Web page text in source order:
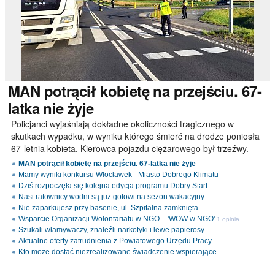
MAN potrącił kobietę na przejściu. 67-
latka nie żyje
Policjanci wyjaśniają dokładne okoliczności tragicznego w
skutkach wypadku, w wyniku którego śmierć na drodze poniosła
67-letnia kobieta. Kierowca pojazdu ciężarowego był trzeźwy.
MAN potrącił kobietę na przejściu. 67-latka nie żyje
Mamy wyniki konkursu Włocławek - Miasto Dobrego Klimatu
Dziś rozpoczęła się kolejna edycja programu Dobry Start
Nasi ratownicy wodni są już gotowi na sezon wakacyjny
Nie zaparkujesz przy basenie, ul. Szpitalna zamknięta
Wsparcie Organizacji Wolontariatu w NGO – 'WOW w NGO' 1 opinia
Szukali włamywaczy, znaleźli narkotyki i lewe papierosy
Aktualne oferty zatrudnienia z Powiatowego Urzędu Pracy
Kto może dostać niezrealizowane świadczenie wspierające